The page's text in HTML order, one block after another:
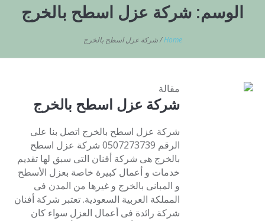
الوسم: شركة عزل اسطح بالخرج
Home
/شركة عزل اسطح بالخرج
مقالة
شركة عزل اسطح بالخرج
شركة عزل اسطح بالخرج اتصل بنا على
الرقم 0507273739 شركة عزل اسطح
بالخرج هى شركة أفنان التى سبق لها تقديم
خدمات و أعمال كبيرة خاصة بعزل الأسطح
و المبانى بالخرج و غيرها من المدن فى
المملكة العربية السعودية. تعتبر شركة أفنان
شركة رائدة فى أعمال العزل سواء كان